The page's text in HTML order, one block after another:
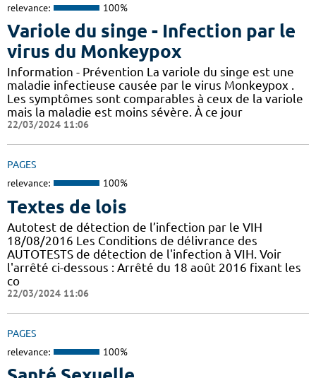
relevance: 100%
Variole du singe - Infection par le
virus du Monkeypox
Information - Prévention La variole du singe est une
maladie infectieuse causée par le virus Monkeypox .
Les symptômes sont comparables à ceux de la variole
mais la maladie est moins sévère. À ce jour
22/03/2024 11:06
PAGES
relevance: 100%
Textes de lois
Autotest de détection de l’infection par le VIH
18/08/2016 Les Conditions de délivrance des
AUTOTESTS de détection de l'infection à VIH. Voir
l'arrêté ci-dessous : Arrêté du 18 août 2016 fixant les
co
22/03/2024 11:06
PAGES
relevance: 100%